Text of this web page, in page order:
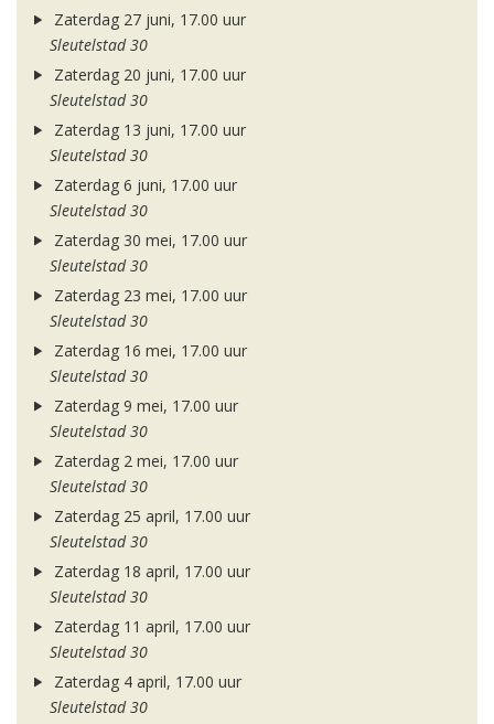
Zaterdag 27 juni, 17.00 uur
Sleutelstad 30
Zaterdag 20 juni, 17.00 uur
Sleutelstad 30
Zaterdag 13 juni, 17.00 uur
Sleutelstad 30
Zaterdag 6 juni, 17.00 uur
Sleutelstad 30
Zaterdag 30 mei, 17.00 uur
Sleutelstad 30
Zaterdag 23 mei, 17.00 uur
Sleutelstad 30
Zaterdag 16 mei, 17.00 uur
Sleutelstad 30
Zaterdag 9 mei, 17.00 uur
Sleutelstad 30
Zaterdag 2 mei, 17.00 uur
Sleutelstad 30
Zaterdag 25 april, 17.00 uur
Sleutelstad 30
Zaterdag 18 april, 17.00 uur
Sleutelstad 30
Zaterdag 11 april, 17.00 uur
Sleutelstad 30
Zaterdag 4 april, 17.00 uur
Sleutelstad 30